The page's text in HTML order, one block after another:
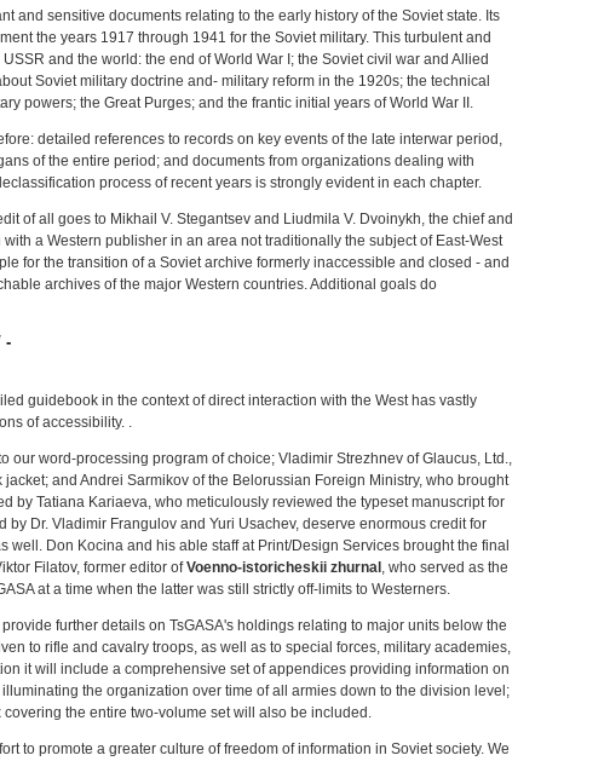
and sensitive documents relating to the early history of the Soviet state. Its
the years 1917 through 1941 for the Soviet military. This turbulent and
and the world: the end of World War I; the Soviet civil war and Allied
Soviet military doctrine and- military reform in the 1920s; the technical
powers; the Great Purges; and the frantic initial years of World War II.
detailed references to records on key events of the late interwar period,
of the entire period; and documents from organizations dealing with
process of recent years is strongly evident in each chapter.
of all goes to Mikhail V. Stegantsev and Liudmila V. Dvoinykh, the chief and
a Western publisher in an area not traditionally the subject of East-West
for the transition of a Soviet archive formerly inaccessible and closed - and
archives of the major Western countries. Additional goals do
-
guidebook in the context of direct interaction with the West has vastly
of accessibility. .
word-processing program of choice; Vladimir Strezhnev of Glaucus, Ltd.,
and Andrei Sarmikov of the Belorussian Foreign Ministry, who brought
by Tatiana Kariaeva, who meticulously reviewed the typeset manuscript for
Dr. Vladimir Frangulov and Yuri Usachev, deserve enormous credit for
Don Kocina and his able staff at Print/Design Services brought the final
Filatov, former editor ofVoenno-istoricheskii zhurnal , who served as the
at a time when the latter was still strictly off-limits to Westerners.
further details on TsGASA's holdings relating to major units below the
to rifle and cavalry troops, as well as to special forces, military academies,
it will include a comprehensive set of appendices providing information on
the organization over time of all armies down to the division level;
the entire two-volume set will also be included.
to promote a greater culture of freedom of information in Soviet society. We